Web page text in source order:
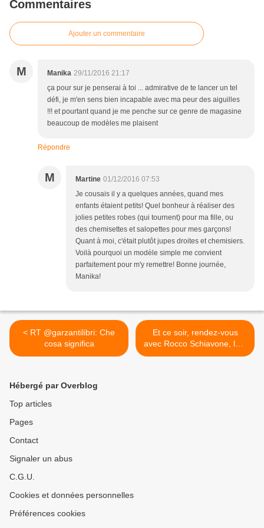
Commentaires
Ajouter un commentaire
M Manika 29/11/2016 21:17
ça pour sur je penserai à toi ... admirative de te lancer un tel
défi, je m'en sens bien incapable avec ma peur des aiguilles
!!! et pourtant quand je me penche sur ce genre de magasine
beaucoup de modèles me plaisent
Répondre
M Martine 01/12/2016 07:53
Je cousais il y a quelques années, quand mes
enfants étaient petits! Quel bonheur à réaliser des
jolies petites robes (qui tournent) pour ma fille, ou
des chemisettes et salopettes pour mes garçons!
Quant à moi, c'était plutôt jupes droites et chemisiers.
Voilà pourquoi un modèle simple me convient
parfaitement pour m'y remettre! Bonne journée,
Manika!
< RT @garzantilibri: Che
cosa significa
Et ce soir, rendez-vous
avec Rocco Schiavone, le...
>
Hébergé par Overblog
Top articles
Pages
Contact
Signaler un abus
C.G.U.
Cookies et données personnelles
Préférences cookies